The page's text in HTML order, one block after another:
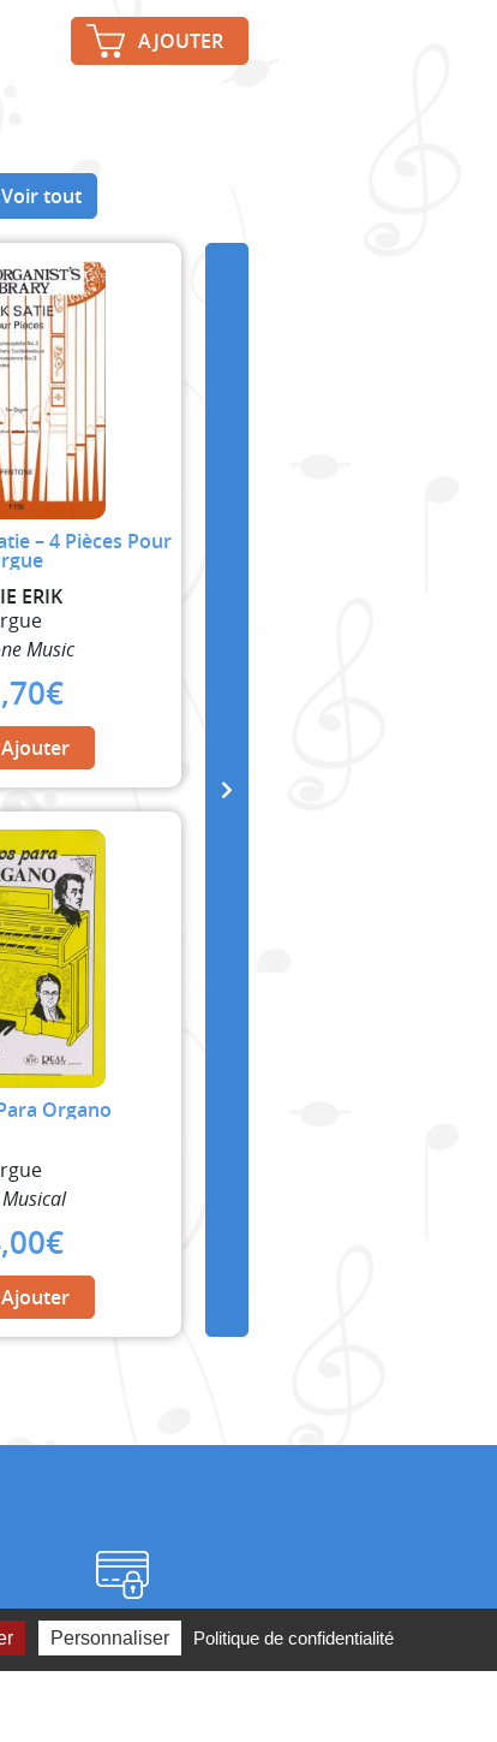
AJOUTER
Voir tout
– 4 Pièces Pour
ERIK
Music
€
Ajouter
Organo
€
Ajouter
Paiement sécurisé
Personnaliser Politique de confidentialité